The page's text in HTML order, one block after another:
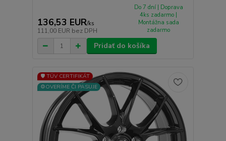
136,53 EUR/ks
111,00 EUR bez DPH
Do 7 dní | Doprava
4ks zadarmo |
Montážna sada
zadarmo
Pridať do košíka
🛡️ TÜV CERTIFIKÁT
⚙️OVERÍME ČI PASUJE